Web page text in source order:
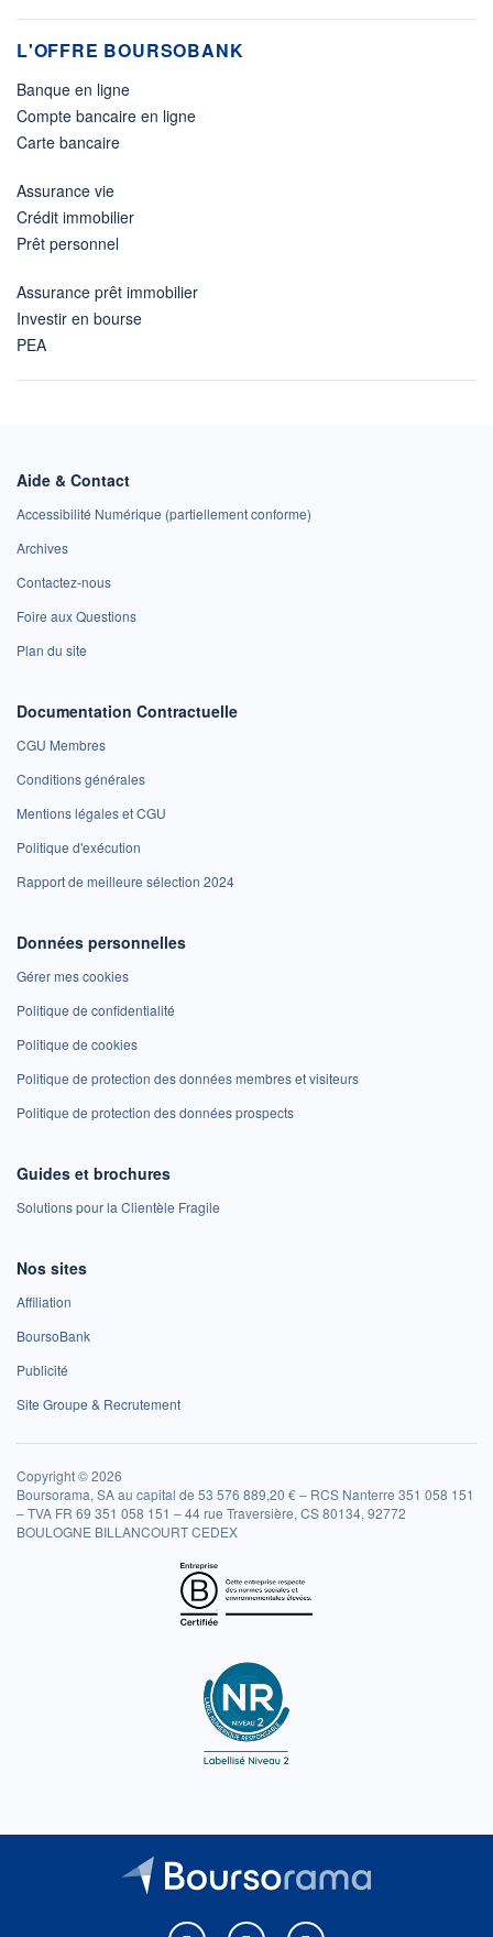
L'OFFRE BOURSOBANK
Banque en ligne
Compte bancaire en ligne
Carte bancaire
Assurance vie
Crédit immobilier
Prêt personnel
Assurance prêt immobilier
Investir en bourse
PEA
Aide & Contact
Accessibilité Numérique (partiellement conforme)
Archives
Contactez-nous
Foire aux Questions
Plan du site
Documentation Contractuelle
CGU Membres
Conditions générales
Mentions légales et CGU
Politique d'exécution
Rapport de meilleure sélection 2024
Données personnelles
Gérer mes cookies
Politique de confidentialité
Politique de cookies
Politique de protection des données membres et visiteurs
Politique de protection des données prospects
Guides et brochures
Solutions pour la Clientèle Fragile
Nos sites
Affiliation
BoursoBank
Publicité
Site Groupe & Recrutement
Copyright © 2026
Boursorama, SA au capital de 53 576 889,20 € – RCS Nanterre 351 058 151
– TVA FR 69 351 058 151 – 44 rue Traversière, CS 80134, 92772
BOULOGNE BILLANCOURT CEDEX